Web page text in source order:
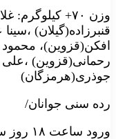
وزن ۷۰+
قنبرزاده(گیلان)
افکن(قزوین)،
رحمانی(قزوین)
جوذری(هرمزگان)
رده سنی جوانان/